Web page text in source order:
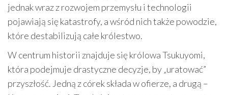
jednak wraz z rozwojem przemysłu i technologii
pojawiają się katastrofy, a wśród nich także powodzie,
które destabilizują całe królestwo.
W centrum historii znajduje się królowa Tsukuyomi,
która podejmuje drastyczne decyzje, by „uratować”
przyszłość. Jedną z córek składa w ofierze, a drugą –